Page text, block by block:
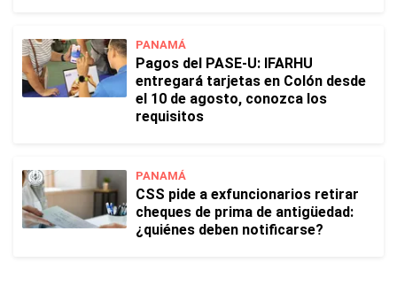
PANAMÁ
Pagos del PASE-U: IFARHU
entregará tarjetas en Colón desde
el 10 de agosto, conozca los
requisitos
PANAMÁ
CSS pide a exfuncionarios retirar
cheques de prima de antigüedad:
¿quiénes deben notificarse?